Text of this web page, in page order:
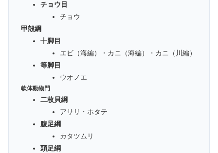
チョウ目
チョウ
甲殻綱
十脚目
エビ（海編）・カニ（海編）・カニ（川編）
等脚目
ウオノエ
軟体動物門
二枚貝綱
アサリ・ホタテ
腹足綱
カタツムリ
頭足綱